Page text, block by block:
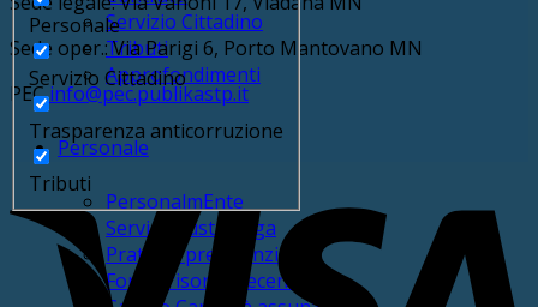
Servizio Cittadino
Tributi
Approfondimenti
Personale
PersonalmEnte
Service buste paga
Pratiche previdenziali
Fondo risorse decentrate
Personale
Servizio Cittadino
Trasparenza anticorruzione
Tributi
Sede oper.: Via Parigi 6, Porto Mantovano MN
PECinfo@pec.publikastp.it